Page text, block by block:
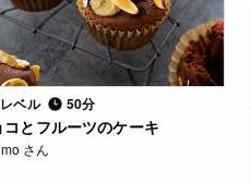
ベル 50分
コとフルーツのケーキ
さん